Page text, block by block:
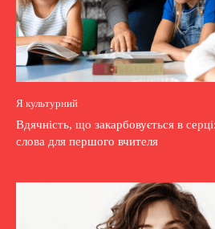
Я культурний
Вдячність, що закарбовується в
слова для першого вчителя